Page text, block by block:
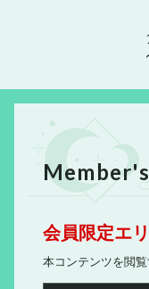
会員限定エ
本コンテンツを閲